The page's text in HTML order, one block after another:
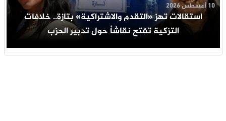
استقالات تهز «التقدم والاشتراكية» بتازة.. خلافات
التزكية تفتح نقاشاً حول تدبير الحزب
10 أغسطس 2026